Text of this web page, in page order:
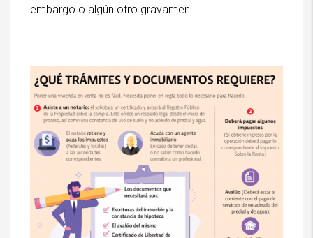
embargo o algún otro gravamen.